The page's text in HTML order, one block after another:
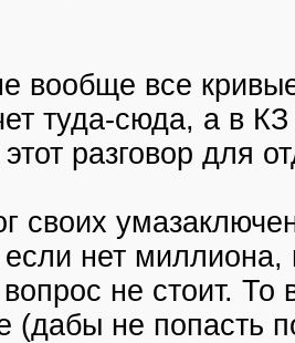
вообще все
туда-сюда, а в
разговор для
своих
если нет
не стоит. То
(дабы не попасть